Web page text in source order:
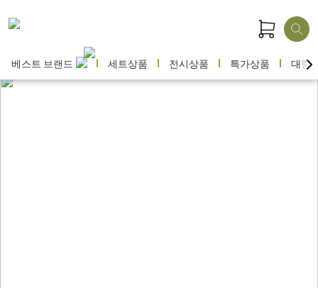
베스트 브랜드 세트상품 전시상품 특가상품 대량